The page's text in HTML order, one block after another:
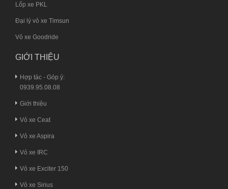
Lốp xe PKL
Đại lý vỏ xe Timsun
Vỏ xe Goodride
GIỚI THIỆU
Hợp tác - Góp ý:
0939.95.08.08
Giới thiệu
Vỏ xe Ceat
Vỏ xe Aspira
Vỏ xe IRC
Vỏ xe Exciter 150
Vỏ xe Sirius